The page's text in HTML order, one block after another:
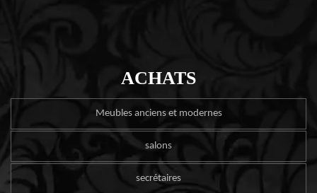
ACHATS
Meubles anciens et modernes
salons
secrétaires